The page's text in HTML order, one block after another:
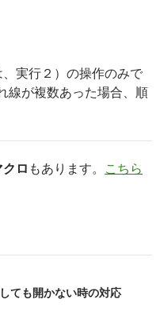
実行２）の操作のみで
線が複数あった場合、順
ロ もあります。
こちら
ても開かない時の対応